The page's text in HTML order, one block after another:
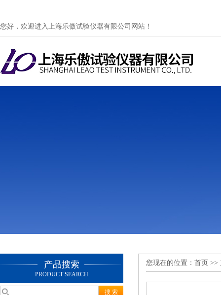
您好，欢迎进入上海乐傲试验仪器有限公司网站！
产品搜索
PRODUCT SEARCH
您现在的位置： 首页 >>